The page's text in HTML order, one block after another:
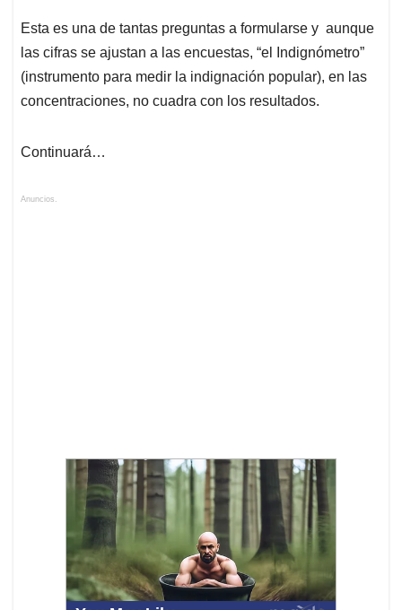
Esta es una de tantas preguntas a formularse y aunque
las cifras se ajustan a las encuestas, “el Indignómetro”
(instrumento para medir la indignación popular), en las
concentraciones, no cuadra con los resultados.
Continuará…
Anuncios.